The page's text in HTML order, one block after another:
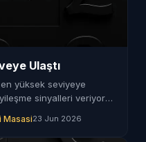
Ulaştı
yüksek seviyeye
sinyalleri veriyor.
Masasi23 Jun 2026